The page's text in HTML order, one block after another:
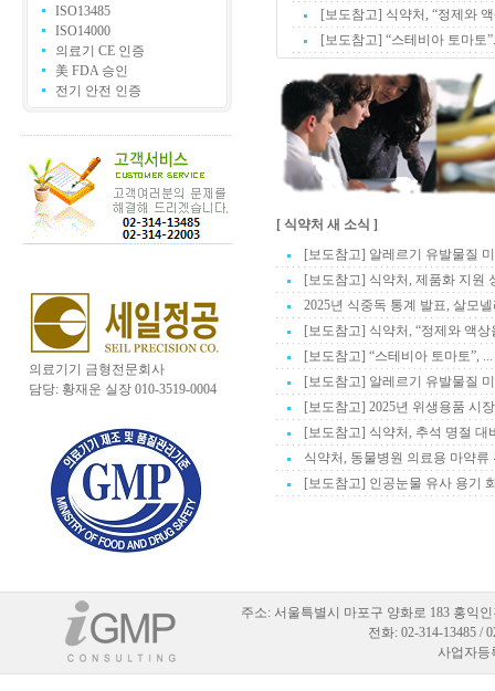
ISO13485
ISO14000
의료기 CE 인증
美 FDA 승인
전기 안전 인증
의료기기 금형전문회사
담당: 황재운 실장 010-3519-0004
[보도참고] 식약처, “정제와
[보도참고] “스테비아 토마토
[ 식약처 새 소식 ]
[보도참고] 알레르기 유발물질
[보도참고] 식약처, 제품화 지원
2025년 식중독 통계 발표, 살모
[보도참고] 식약처, “정제와 액상
[보도참고] “스테비아 토마토”, ...
[보도참고] 알레르기 유발물질
[보도참고] 2025년 위생용품 시
[보도참고] 식약처, 추석 명절 대
식약처, 동물병원 의료용 마약류
[보도참고] 인공눈물 유사 용기
주소: 서울특별시 마포구 양화로 183 홍익
전화: 02-314-13485 /
사업자등